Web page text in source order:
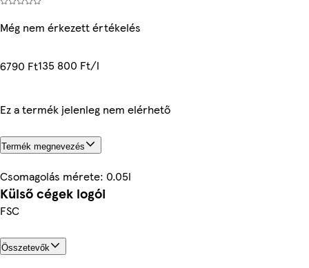
Még nem érkezett értékelés
6790 Ft135 800 Ft/l
Ez a termék jelenleg nem elérhető
Termék megnevezés
Csomagolás mérete: 0.05l
Külső cégek logói
FSC
Összetevők